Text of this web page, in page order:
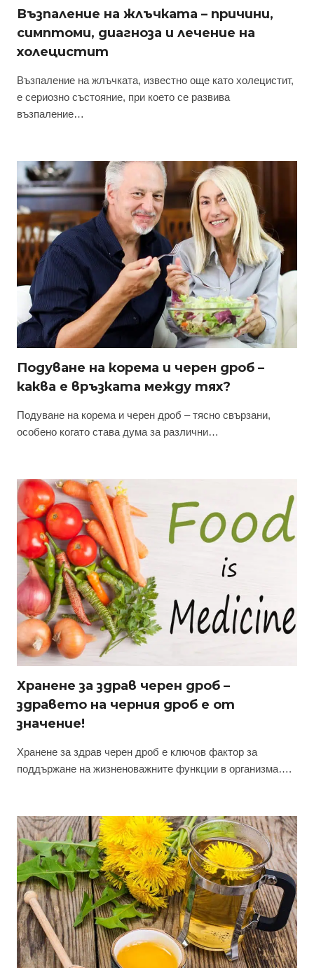
Възпаление на жлъчката – причини,
симптоми, диагноза и лечение на
холецистит
Възпаление на жлъчката, известно още като холецистит,
е сериозно състояние, при което се развива
възпаление…
Подуване на корема и черен дроб –
каква е връзката между тях?
Подуване на корема и черен дроб – тясно свързани,
особено когато става дума за различни…
Хранене за здрав черен дроб –
здравето на черния дроб е от
значение!
Хранене за здрав черен дроб е ключов фактор за
поддържане на жизненоважните функции в организма….